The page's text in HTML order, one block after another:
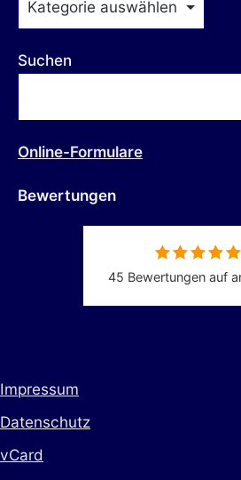
Suchen
Online-Formulare
Bewertungen
45 Bewertungen auf
Impressum
Datenschutz
vCard